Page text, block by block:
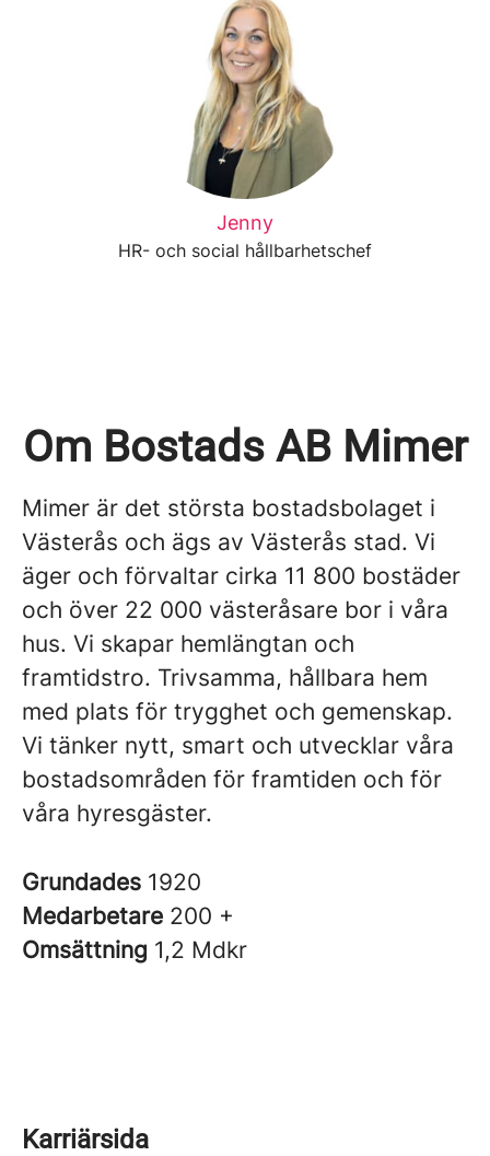
Jenny
HR- och social hållbarhetschef
Om Bostads AB Mimer
Mimer är det största bostadsbolaget i
Västerås och ägs av Västerås stad. Vi
äger och förvaltar cirka 11 800 bostäder
och över 22 000 västeråsare bor i våra
hus. Vi skapar hemlängtan och
framtidstro. Trivsamma, hållbara hem
med plats för trygghet och gemenskap.
Vi tänker nytt, smart och utvecklar våra
bostadsområden för framtiden och för
våra hyresgäster.
Grundades 1920
Medarbetare 200 +
Omsättning 1,2 Mdkr
Karriärsida